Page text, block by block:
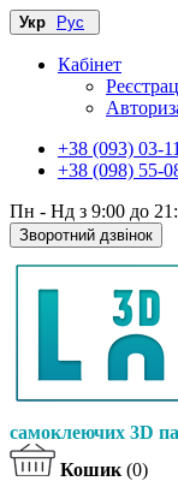
Укр Рус
Кабінет
+38 (093) 03-
+38 (098) 55-
Пн - Нд з 9:00 до
Зворотний дзвінок
самоклеючих 3D
Кошик (0)